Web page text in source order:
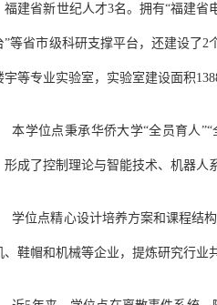
福建省新世纪人才3名。拥有“福建省
”等省市级科研支撑平台，还建设了2
宇等专业实验室，实验室建设面积
本学位点秉承华侨大学“全员育人
形成了控制理论与智能技术、机器人
学位点精心设计培养方案和课程结
、鞋帽和机械等企业，提炼研究行业